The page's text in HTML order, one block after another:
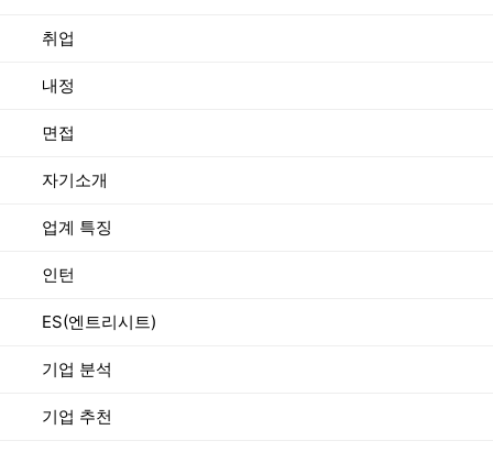
취업
내정
면접
자기소개
업계 특징
인턴
ES(엔트리시트)
기업 분석
기업 추천